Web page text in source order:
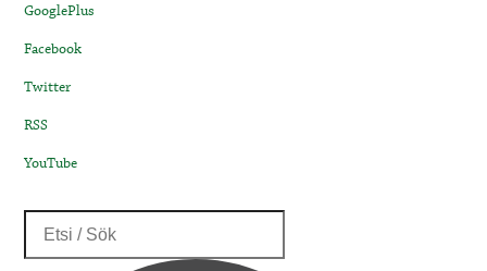
GooglePlus
Facebook
Twitter
RSS
YouTube